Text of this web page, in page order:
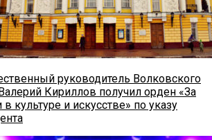
руководитель Волковского
Кириллов получил орден «За
в культуре и искусстве» по указу